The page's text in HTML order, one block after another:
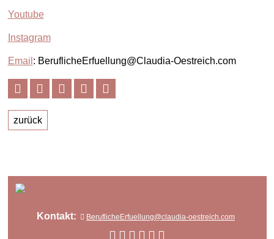
Youtube
Instagram
Email : BeruflicheErfuellung@Claudia-Oestreich.com
zurück
Kontakt: BeruflicheErfuellung@claudia-oestreich.com